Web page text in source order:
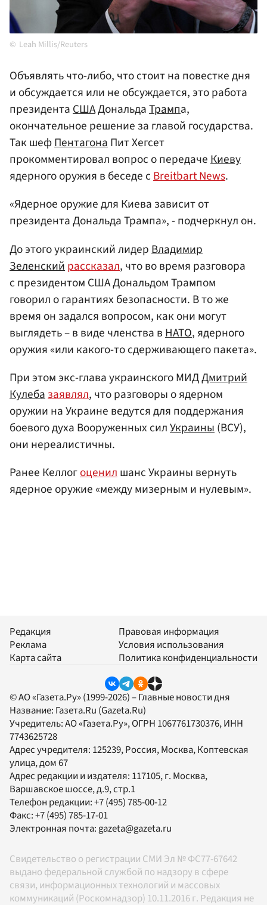
Leah Millis/Reuters
Объявлять что-либо, что стоит на повестке дня
и обсуждается или не обсуждается, это работа
президентаСШАДональдаТрампа,
окончательное решение за главой государства.
Так шефПентагонаПит Хегсет
прокомментировал вопрос о передачеКиеву
ядерного оружия в беседе сBreitbart News.
«Ядерное оружие для Киева зависит от
президента Дональда Трампа», - подчеркнул он.
До этого украинский лидер Владимир
Зеленский рассказал, что во время разговора
с президентом США Дональдом Трампом
говорил о гарантиях безопасности. В то же
время он задался вопросом, как они могут
выглядеть – в виде членства в НАТО, ядерного
оружия «или какого-то сдерживающего пакета».
При этом экс-глава украинского МИДДмитрий
Кулебазаявлял, что разговоры о ядерном
оружии на Украине ведутся для поддержания
боевого духа Вооруженных силУкраины(ВСУ),
они нереалистичны.
Ранее Келлогоценилшанс Украины вернуть
ядерное оружие «между мизерным и нулевым».
Редакция
Реклама
Карта сайта
Правовая информация
Условия использования
Политика конфиденциальности
© АО «Газета.Ру» (1999-2026) – Главные новости дня
Название: Газета.Ru (Gazeta.Ru)
Учредитель:АО «Газета.Ру», ОГРН 1067761730376, ИНН
7743625728
Адрес учредителя: 125239, Россия, Москва, Коптевская
улица, дом 67
Адрес редакции и издателя: 117105, г. Москва,
Варшавское шоссе, д.9, стр.1
Телефон редакции:+7 (495) 785-00-12
Факс:+7 (495) 785-17-01
Электронная почта:gazeta@gazeta.ru
Свидетельство о регистрации СМИ Эл № ФС77-67642
выдано федеральной службой по надзору в сфере
связи, информационных технологий и массовых
коммуникаций (Роскомнадзор) 10.11.2016 г. Редакция не